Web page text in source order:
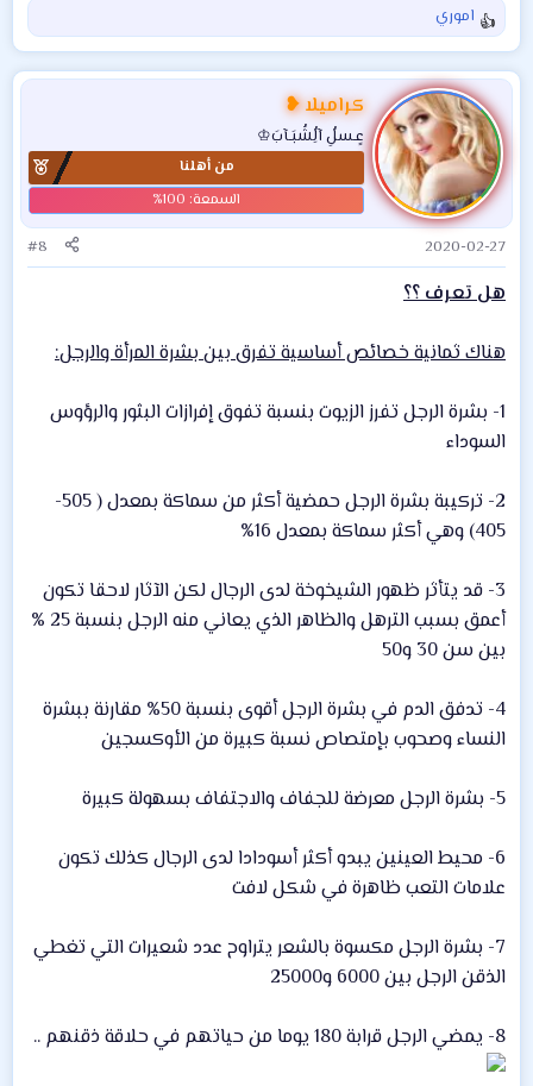
ا
ل
ت
ف
ا
ع
ل
ا
ت
:
اموري
كراميلا ❥
عٍـسلُِ آلُِشُبَـآبَ♔
من أهلنا
2020-02-27
#8
هل تعرف ؟؟
هناك ثمانية خصائص أساسية تفرق بين بشرة المرأة والرجل:
1- بشرة الرجل تفرز الزيوت بنسبة تفوق إفرازات البثور والرؤوس
السوداء
2- تركيبة بشرة الرجل حمضية أكثر من سماكة بمعدل ( 505-
405) وهي أكثر سماكة بمعدل 16%
3- قد يتأثر ظهور الشيخوخة لدى الرجال لكن الآثار لاحقا تكون
أعمق بسبب الترهل والظاهر الذي يعاني منه الرجل بنسبة 25 %
بين سن 30 و50
4- تدفق الدم في بشرة الرجل أقوى بنسبة 50% مقارنة ببشرة
النساء وصحوب بإمتصاص نسبة كبيرة من الأوكسجين
5- بشرة الرجل معرضة للجفاف والاجتفاف بسهولة كبيرة
6- محيط العينين يبدو أكثر أسودادا لدى الرجال كذلك تكون
علامات التعب ظاهرة في شكل لافت
7- بشرة الرجل مكسوة بالشعر يتراوح عدد شعيرات التي تغطي
الذقن الرجل بين 6000 و25000
8- يمضي الرجل قرابة 180 يوما من حياتهم في حلاقة ذقنهم ..